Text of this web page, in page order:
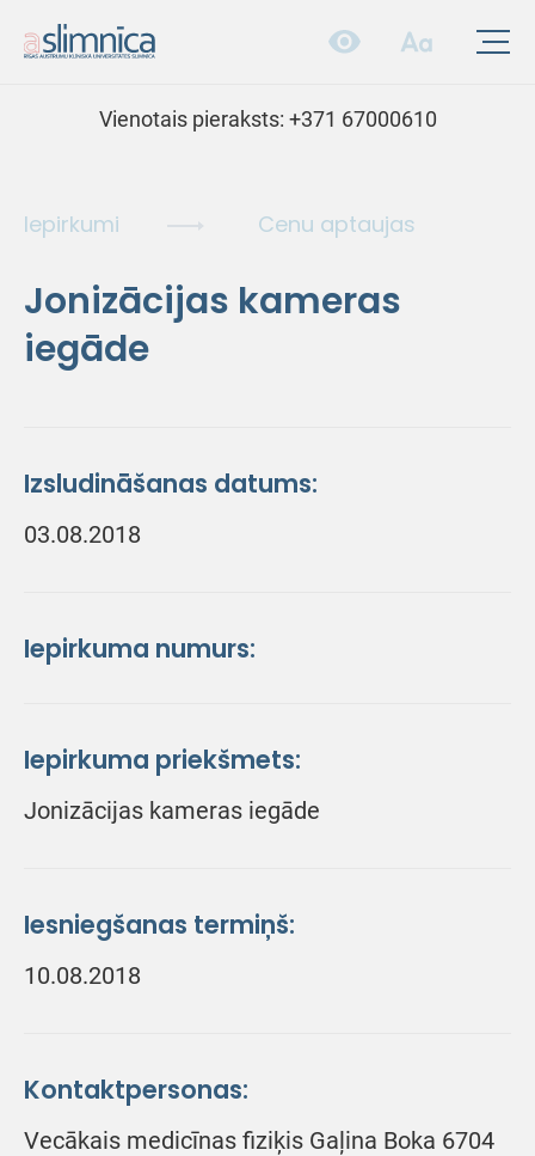
Vienotais pieraksts: +371 67000610
Iepirkumi Cenu aptaujas
Jonizācijas kameras
iegāde
Izsludināšanas datums:
03.08.2018
Iepirkuma numurs:
Iepirkuma priekšmets:
Jonizācijas kameras iegāde
Iesniegšanas termiņš:
10.08.2018
Kontaktpersonas:
Vecākais medicīnas fiziķis Gaļina Boka 6704